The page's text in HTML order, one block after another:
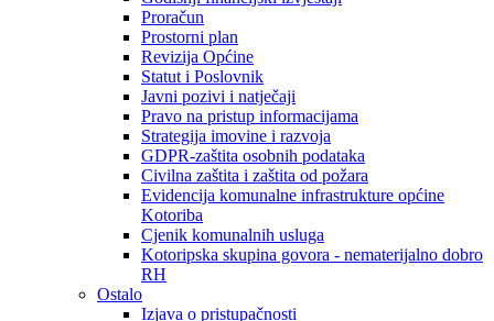
Proračun
Prostorni plan
Revizija Općine
Statut i Poslovnik
Javni pozivi i natječaji
Pravo na pristup informacijama
Strategija imovine i razvoja
GDPR-zaštita osobnih podataka
Civilna zaštita i zaštita od požara
Evidencija komunalne infrastrukture općine
Kotoriba
Cjenik komunalnih usluga
Kotoripska skupina govora - nematerijalno dobro
RH
Ostalo
Izjava o pristupačnosti